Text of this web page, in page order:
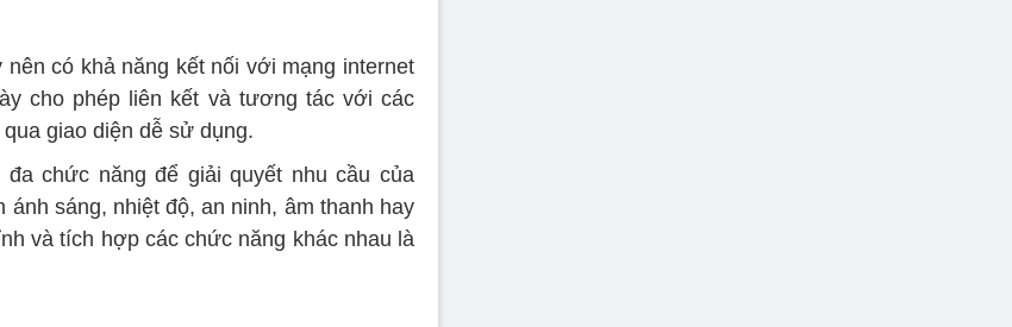
có khả năng kết nối với mạng internet
cho phép liên kết và tương tác với các
giao diện dễ sử dụng.
đa chức năng để giải quyết nhu cầu của
sáng, nhiệt độ, an ninh, âm thanh hay
và tích hợp các chức năng khác nhau là